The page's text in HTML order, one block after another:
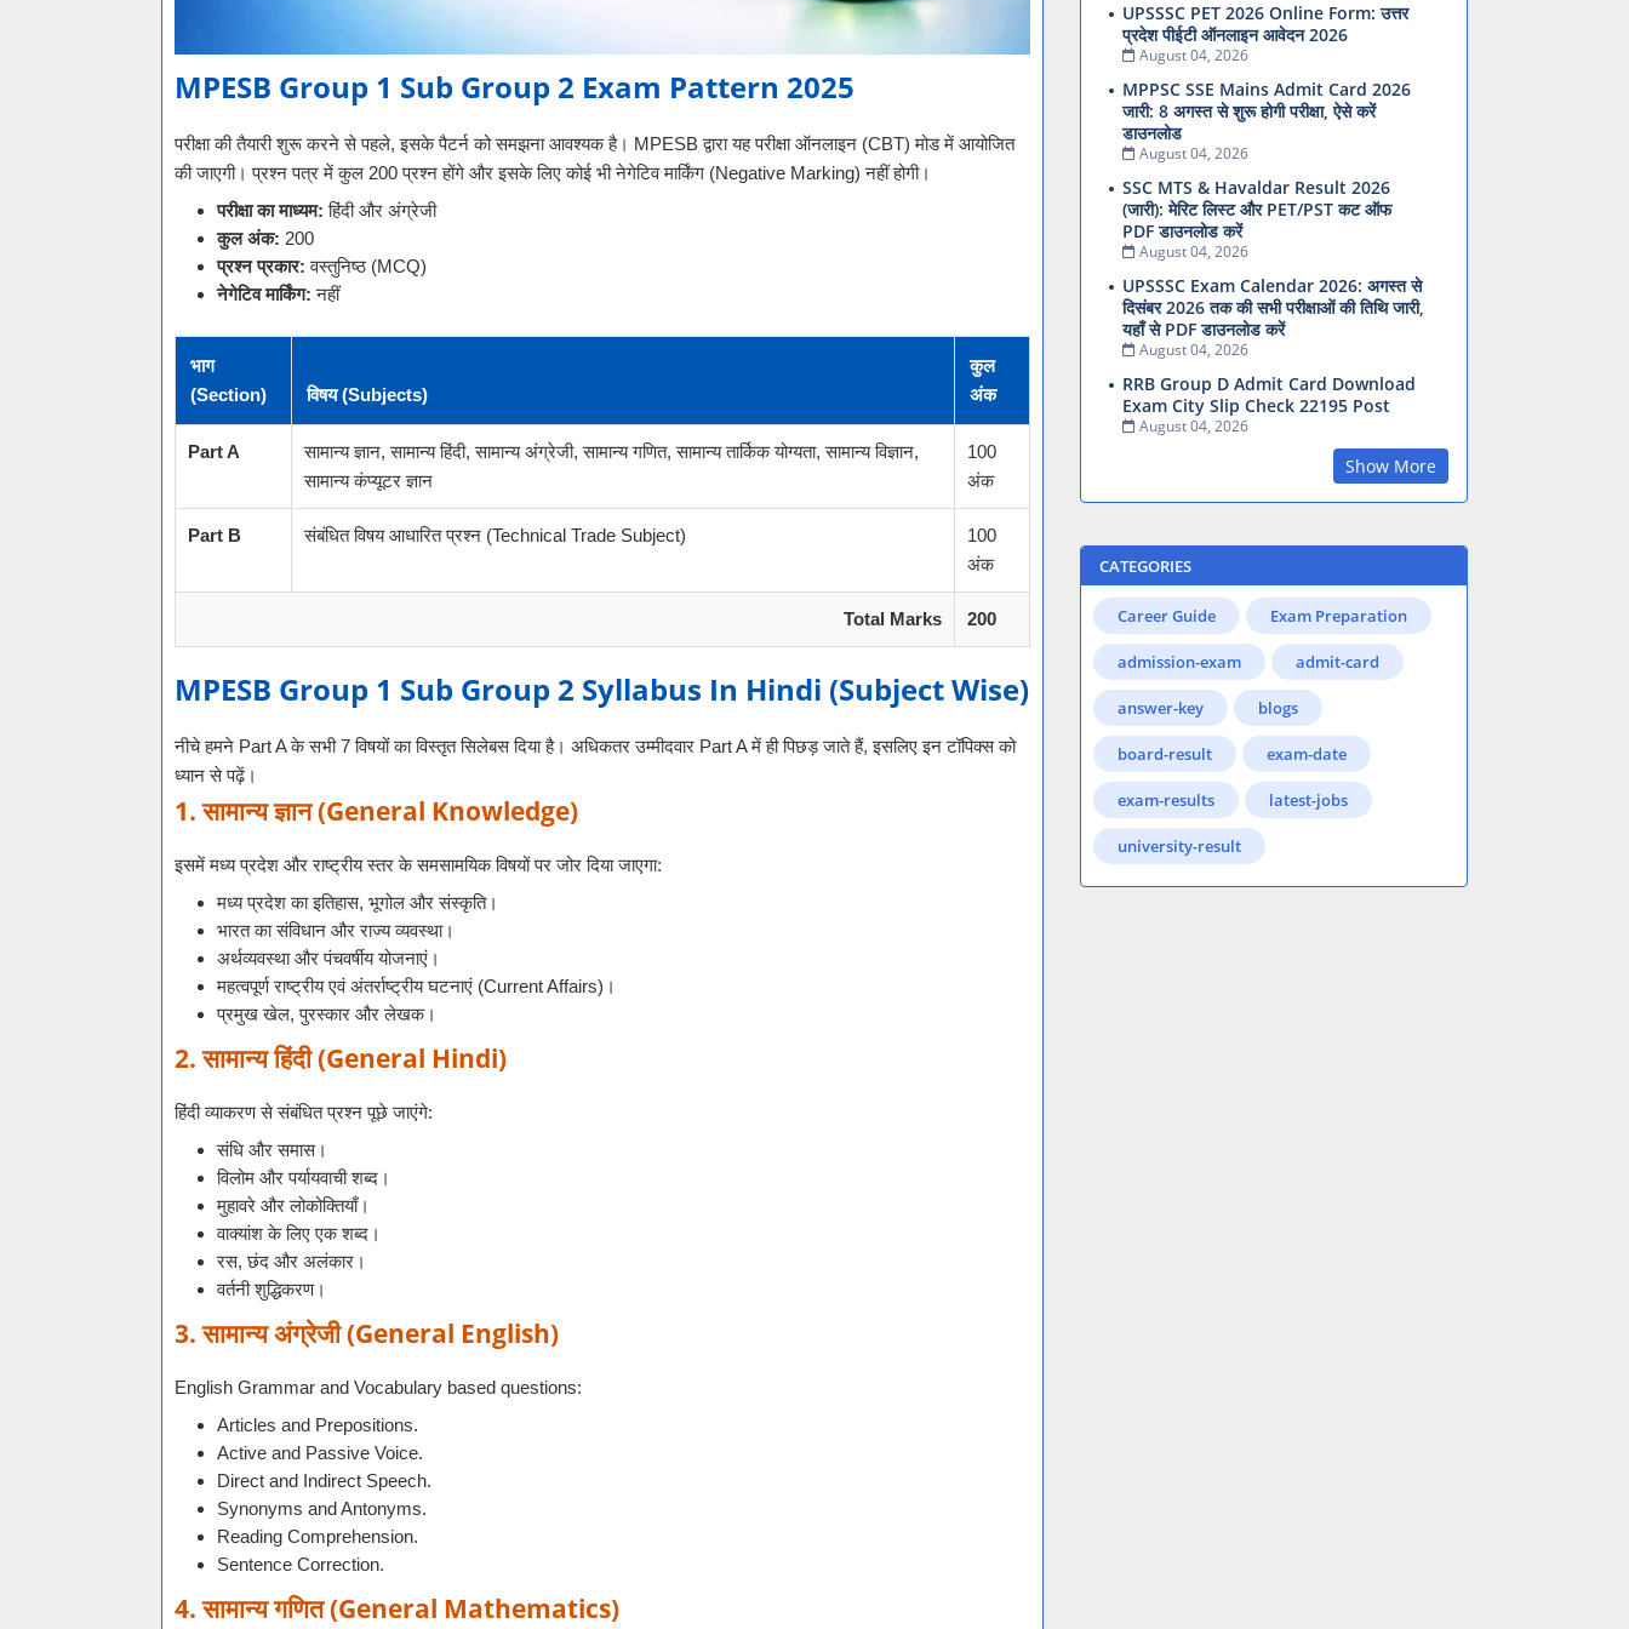
MPESB Group 1 Sub Group 2 Exam Pattern 2025
परीक्षा की तैयारी शुरू करने से पहले, इसके पैटर्न को समझना आवश्यक है। MPESB द्वारा यह परीक्षा ऑनलाइन (CBT) मोड में आयोजित
की जाएगी। प्रश्न पत्र में कुल 200 प्रश्न होंगे और इसके लिए कोई भी नेगेटिव मार्किंग (Negative Marking) नहीं होगी।
परीक्षा का माध्यम: हिंदी और अंग्रेजी
कुल अंक: 200
प्रश्न प्रकार: वस्तुनिष्ठ (MCQ)
नेगेटिव मार्किंग: नहीं
भाग
(Section)
विषय (Subjects)
कुल
अंक
Part A
सामान्य ज्ञान, सामान्य हिंदी, सामान्य अंग्रेजी, सामान्य गणित, सामान्य तार्किक योग्यता, सामान्य विज्ञान,
सामान्य कंप्यूटर ज्ञान
100
अंक
Part B संबंधित विषय आधारित प्रश्न (Technical Trade Subject)
100
अंक
Total Marks 200
MPESB Group 1 Sub Group 2 Syllabus In Hindi (Subject Wise)
नीचे हमने Part A के सभी 7 विषयों का विस्तृत सिलेबस दिया है। अधिकतर उम्मीदवार Part A में ही पिछड़ जाते हैं, इसलिए इन टॉपिक्स को
ध्यान से पढ़ें।
1. सामान्य ज्ञान (General Knowledge)
इसमें मध्य प्रदेश और राष्ट्रीय स्तर के समसामयिक विषयों पर जोर दिया जाएगा:
मध्य प्रदेश का इतिहास, भूगोल और संस्कृति।
भारत का संविधान और राज्य व्यवस्था।
अर्थव्यवस्था और पंचवर्षीय योजनाएं।
महत्वपूर्ण राष्ट्रीय एवं अंतर्राष्ट्रीय घटनाएं (Current Affairs)।
प्रमुख खेल, पुरस्कार और लेखक।
2. सामान्य हिंदी (General Hindi)
हिंदी व्याकरण से संबंधित प्रश्न पूछे जाएंगे:
संधि और समास।
विलोम और पर्यायवाची शब्द।
मुहावरे और लोकोक्तियाँ।
वाक्यांश के लिए एक शब्द।
रस, छंद और अलंकार।
वर्तनी शुद्धिकरण।
3. सामान्य अंग्रेजी (General English)
English Grammar and Vocabulary based questions:
Articles and Prepositions.
Active and Passive Voice.
Direct and Indirect Speech.
Synonyms and Antonyms.
Reading Comprehension.
Sentence Correction.
4. सामान्य गणित (General Mathematics)
UPSSSC PET 2026 Online Form: उत्तर
प्रदेश पीईटी ऑनलाइन आवेदन 2026
August 04, 2026
MPPSC SSE Mains Admit Card 2026
जारी: 8 अगस्त से शुरू होगी परीक्षा, ऐसे करें
डाउनलोड
August 04, 2026
SSC MTS & Havaldar Result 2026
(जारी): मेरिट लिस्ट और PET/PST कट ऑफ
PDF डाउनलोड करें
August 04, 2026
UPSSSC Exam Calendar 2026: अगस्त से
दिसंबर 2026 तक की सभी परीक्षाओं की तिथि जारी,
यहाँ से PDF डाउनलोड करें
August 04, 2026
RRB Group D Admit Card Download
Exam City Slip Check 22195 Post
August 04, 2026
Show More
CATEGORIES
Career Guide Exam Preparation
admission-exam admit-card
answer-key blogs
board-result exam-date
exam-results latest-jobs
university-result